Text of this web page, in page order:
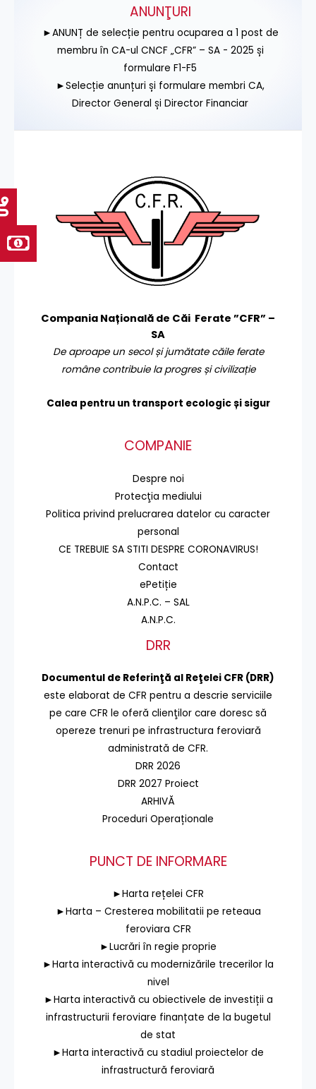
ANUNŢURI
►ANUNȚ de selecție pentru ocuparea a 1 post de
membru în CA-ul CNCF „CFR” – SA - 2025 și
formulare F1-F5
►Selecție anunțuri și formulare membri CA,
Director General și Director Financiar
Compania Națională de Căi Ferate ”CFR” –
SA
De aproape un secol și jumătate căile ferate
române contribuie la progres și civilizație
Calea pentru un transport ecologic și sigur
COMPANIE
Despre noi
Protecţia mediului
Politica privind prelucrarea datelor cu caracter
personal
CE TREBUIE SA STITI DESPRE CORONAVIRUS!
Contact
ePetiție
A.N.P.C. – SAL
A.N.P.C.
DRR
Documentul de Referinţă al Reţelei CFR (DRR)
este elaborat de CFR pentru a descrie serviciile
pe care CFR le oferă clienţilor care doresc să
opereze trenuri pe infrastructura feroviară
administrată de CFR.
DRR 2026
DRR 2027 Proiect
ARHIVĂ
Proceduri Operaționale
PUNCT DE INFORMARE
►Harta rețelei CFR
►Harta – Cresterea mobilitatii pe reteaua
feroviara CFR
►Lucrări în regie proprie
►Harta interactivă cu modernizările trecerilor la
nivel
►Harta interactivă cu obiectivele de investiții a
infrastructurii feroviare finanțate de la bugetul
de stat
►Harta interactivă cu stadiul proiectelor de
infrastructură feroviară